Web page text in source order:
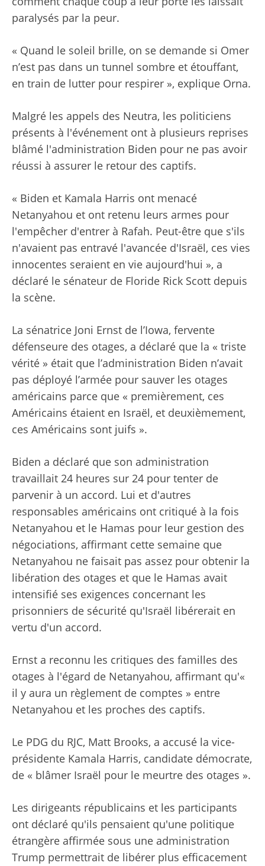
paralysés par la peur.
« Quand le soleil brille, on se demande si Omer
n’est pas dans un tunnel sombre et étouffant,
en train de lutter pour respirer », explique Orna.
Malgré les appels des Neutra, les politiciens
présents à l'événement ont à plusieurs reprises
blâmé l'administration Biden pour ne pas avoir
réussi à assurer le retour des captifs.
« Biden et Kamala Harris ont menacé
Netanyahou et ont retenu leurs armes pour
l'empêcher d'entrer à Rafah. Peut-être que s'ils
n'avaient pas entravé l'avancée d'Israël, ces vies
innocentes seraient en vie aujourd'hui », a
déclaré le sénateur de Floride Rick Scott depuis
la scène.
La sénatrice Joni Ernst de l’Iowa, fervente
défenseure des otages, a déclaré que la « triste
vérité » était que l’administration Biden n’avait
pas déployé l’armée pour sauver les otages
américains parce que « premièrement, ces
Américains étaient en Israël, et deuxièmement,
ces Américains sont juifs ».
Biden a déclaré que son administration
travaillait 24 heures sur 24 pour tenter de
parvenir à un accord. Lui et d'autres
responsables américains ont critiqué à la fois
Netanyahou et le Hamas pour leur gestion des
négociations, affirmant cette semaine que
Netanyahou ne faisait pas assez pour obtenir la
libération des otages et que le Hamas avait
intensifié ses exigences concernant les
prisonniers de sécurité qu'Israël libérerait en
vertu d'un accord.
Ernst a reconnu les critiques des familles des
otages à l'égard de Netanyahou, affirmant qu'«
il y aura un règlement de comptes » entre
Netanyahou et les proches des captifs.
Le PDG du RJC, Matt Brooks, a accusé la vice-
présidente Kamala Harris, candidate démocrate,
de « blâmer Israël pour le meurtre des otages ».
Les dirigeants républicains et les participants
ont déclaré qu'ils pensaient qu'une politique
étrangère affirmée sous une administration
Trump permettrait de libérer plus efficacement